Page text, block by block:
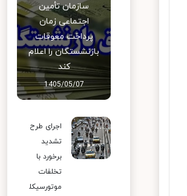
سازمان تأمین
اجتماعی زمان
پرداخت معوقات
بازنشستگان را اعلام
کند
1405/05/07
اجرای طرح
تشدید
برخورد با
تخلفات
موتورسیکل